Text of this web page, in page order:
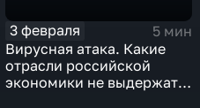
3 февраля
5 мин
Вирусная атака. Какие
отрасли российской
экономики не выдержат